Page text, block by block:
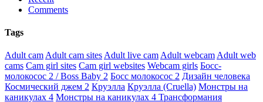
Comments
Tags
Adult cam Adult cam sites Adult live cam Adult webcam Adult web
cams Cam girl sites Cam girl websites Webcam girls Босс-
молокосос 2 / Boss Baby 2 Босс молокосос 2 Дизайн человека
Космический джем 2 Круэлла Круэлла (Cruella) Монстры на
каникулах 4 Монстры на каникулах 4 Трансформания